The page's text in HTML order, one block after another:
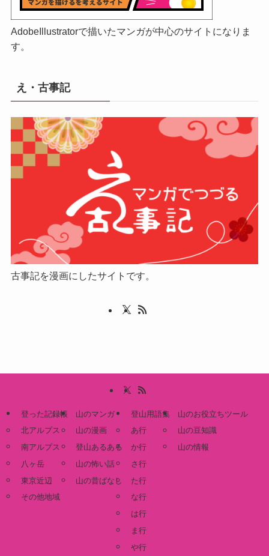
AdobeIllustratorで描いたマンガが中心のサイトになりま
す。
え・古事記
古事記を漫画にしたサイトです。
登った記録帳
北アルプス
南アルプス
八ヶ岳
東京近辺
その他地域
山のマンガ
山の漫画
登山あるある
山の怖い話
山の昔ばなし
登山用語集
あ行
か行
さ行
た行
な行
は行
ま行
や行
山のお役立ちツール
山の豆知識
山の情報